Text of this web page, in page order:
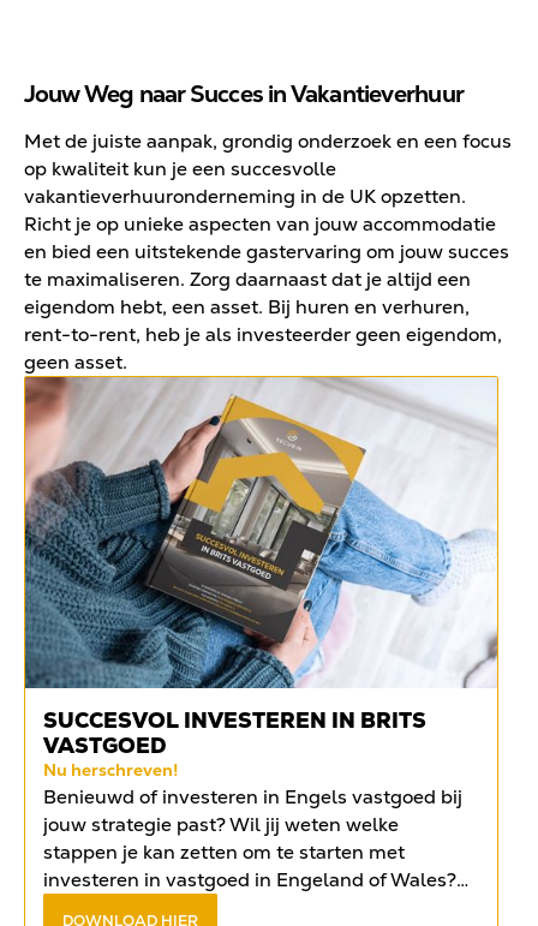
Jouw Weg naar Succes in Vakantieverhuur
Met de juiste aanpak, grondig onderzoek en een focus
op kwaliteit kun je een succesvolle
vakantieverhuuronderneming in de UK opzetten.
Richt je op unieke aspecten van jouw accommodatie
en bied een uitstekende gastervaring om jouw succes
te maximaliseren. Zorg daarnaast dat je altijd een
eigendom hebt, een asset. Bij huren en verhuren,
rent-to-rent, heb je als investeerder geen eigendom,
geen asset.
SUCCESVOL INVESTEREN IN BRITS
VASTGOED
Nu herschreven!
Benieuwd of investeren in Engels vastgoed bij
jouw strategie past? Wil jij weten welke
stappen je kan zetten om te starten met
investeren in vastgoed in Engeland of Wales?
DOWNLOAD HIER